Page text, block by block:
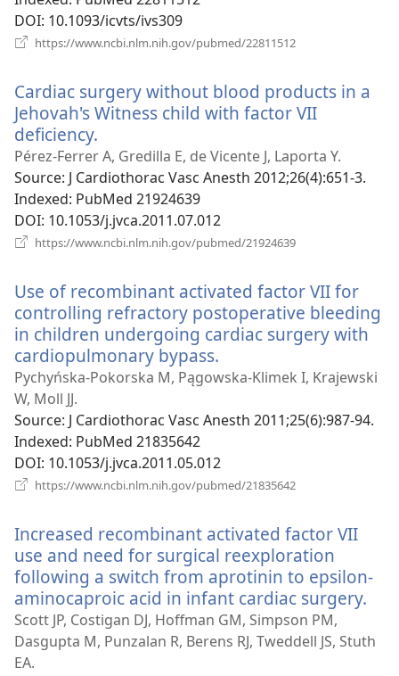
DOI‎: 10.1093/icvts/ivs309
https://www.ncbi.nlm.nih.gov/pubmed/22811512
вікні)
Cardiac surgery without blood products in a
Jehovah's Witness child with factor VII
deficiency.
у
новому
вікні)
Pérez-Ferrer A, Gredilla E, de Vicente J, Laporta Y.
Source‎: J Cardiothorac Vasc Anesth 2012;26(4):651-3.
Indexed‎: PubMed 21924639
DOI‎: 10.1053/j.jvca.2011.07.012
https://www.ncbi.nlm.nih.gov/pubmed/21924639
вікні)
Use of recombinant activated factor VII for
controlling refractory postoperative bleeding
in children undergoing cardiac surgery with
cardiopulmonary bypass.
у
вікні)
Pychyńska-Pokorska M, Pągowska-Klimek I, Krajewski
W, Moll JJ.
Source‎: J Cardiothorac Vasc Anesth 2011;25(6):987-94.
Indexed‎: PubMed 21835642
DOI‎: 10.1053/j.jvca.2011.05.012
https://www.ncbi.nlm.nih.gov/pubmed/21835642
вікні)
Increased recombinant activated factor VII
use and need for surgical reexploration
following a switch from aprotinin to epsilon-
aminocaproic acid in infant cardiac surgery.
Scott JP, Costigan DJ, Hoffman GM, Simpson PM,
Dasgupta M, Punzalan R, Berens RJ, Tweddell JS, Stuth
EA.